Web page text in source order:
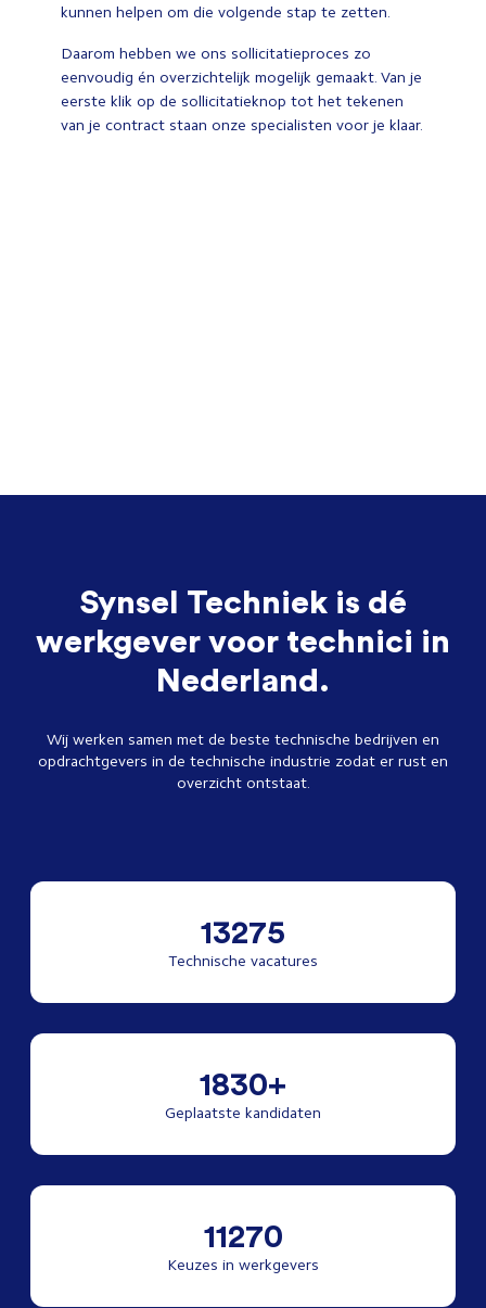
kunnen helpen om die volgende stap te zetten.
Daarom hebben we ons sollicitatieproces zo
eenvoudig én overzichtelijk mogelijk gemaakt. Van je
eerste klik op de sollicitatieknop tot het tekenen
van je contract staan onze specialisten voor je klaar.
Synsel Techniek is dé
werkgever voor technici in
Nederland.
Wij werken samen met de beste technische bedrijven en
opdrachtgevers in de technische industrie zodat er rust en
overzicht ontstaat.
13275
Technische vacatures
1830+
Geplaatste kandidaten
11270
Keuzes in werkgevers